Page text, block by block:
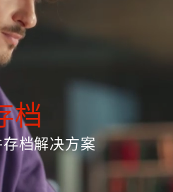
档
档解决方案